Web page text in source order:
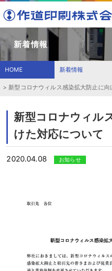
新着情報
HOME 新着情報
新型コロナウィルス感染拡大防止に向
新型コロナウィル
けた対応について
2020.04.08 お知らせ